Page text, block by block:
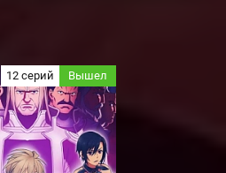
12 серий Вышел